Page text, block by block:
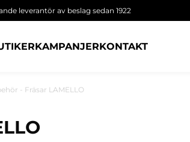
leverantör av beslag sedan 1922
KAMPANJERKONTAKT
- Fräsar LAMELLO